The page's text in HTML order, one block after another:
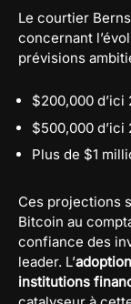
Le courtier
concernant
prévisions
$200,000 d’ici
$500,000 d’ici
Plus de $1
Ces projections
Bitcoin au
confiance des
leader. L’
institutions